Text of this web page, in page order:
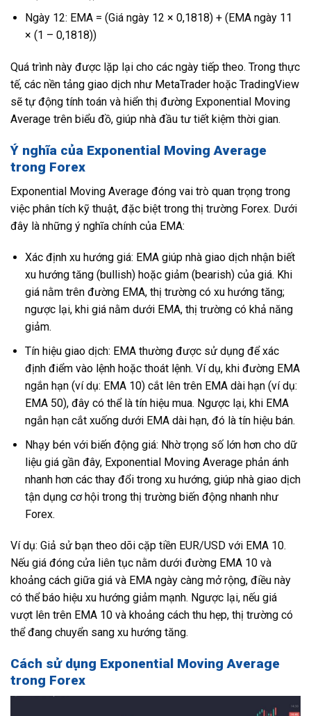
Ngày 12: EMA = (Giá ngày 12 × 0,1818) + (EMA ngày 11
× (1 – 0,1818))
Quá trình này được lặp lại cho các ngày tiếp theo. Trong thực
tế, các nền tảng giao dịch như MetaTrader hoặc TradingView
sẽ tự động tính toán và hiển thị đường Exponential Moving
Average trên biểu đồ, giúp nhà đầu tư tiết kiệm thời gian.
Ý nghĩa của Exponential Moving Average
trong Forex
Exponential Moving Average đóng vai trò quan trọng trong
việc phân tích kỹ thuật, đặc biệt trong thị trường Forex. Dưới
đây là những ý nghĩa chính của EMA:
Xác định xu hướng giá: EMA giúp nhà giao dịch nhận biết
xu hướng tăng (bullish) hoặc giảm (bearish) của giá. Khi
giá nằm trên đường EMA, thị trường có xu hướng tăng;
ngược lại, khi giá nằm dưới EMA, thị trường có khả năng
giảm.
Tín hiệu giao dịch: EMA thường được sử dụng để xác
định điểm vào lệnh hoặc thoát lệnh. Ví dụ, khi đường EMA
ngắn hạn (ví dụ: EMA 10) cắt lên trên EMA dài hạn (ví dụ:
EMA 50), đây có thể là tín hiệu mua. Ngược lại, khi EMA
ngắn hạn cắt xuống dưới EMA dài hạn, đó là tín hiệu bán.
Nhạy bén với biến động giá: Nhờ trọng số lớn hơn cho dữ
liệu giá gần đây, Exponential Moving Average phản ánh
nhanh hơn các thay đổi trong xu hướng, giúp nhà giao dịch
tận dụng cơ hội trong thị trường biến động nhanh như
Forex.
Ví dụ: Giả sử bạn theo dõi cặp tiền EUR/USD với EMA 10.
Nếu giá đóng cửa liên tục nằm dưới đường EMA 10 và
khoảng cách giữa giá và EMA ngày càng mở rộng, điều này
có thể báo hiệu xu hướng giảm mạnh. Ngược lại, nếu giá
vượt lên trên EMA 10 và khoảng cách thu hẹp, thị trường có
thể đang chuyển sang xu hướng tăng.
Cách sử dụng Exponential Moving Average
trong Forex